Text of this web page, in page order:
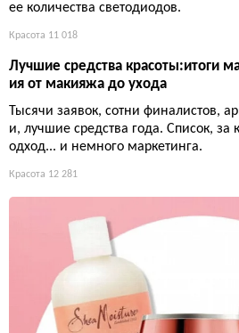
ее количества светодиодов.
Красота 11 018
Лучшие средства красоты:итоги
ия от макияжа до ухода
Тысячи заявок, сотни финалистов,
и, лучшие средства года. Список, за
одход... и немного маркетинга.
Красота 12 281